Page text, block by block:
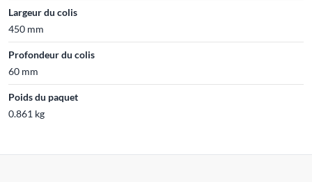
Largeur du colis
450 mm
Profondeur du colis
60 mm
Poids du paquet
0.861 kg